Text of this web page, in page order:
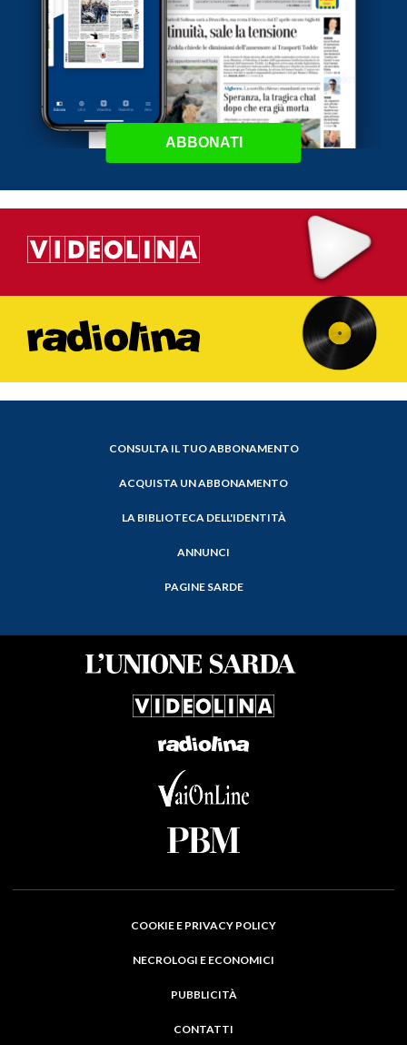
ABBONATI
CONSULTA IL TUO ABBONAMENTO
ACQUISTA UN ABBONAMENTO
LA BIBLIOTECA DELL'IDENTITÀ
ANNUNCI
PAGINE SARDE
COOKIE E PRIVACY POLICY
NECROLOGI E ECONOMICI
PUBBLICITÀ
CONTATTI